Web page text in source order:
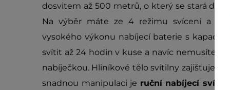
dosvitem až 500 metrů, o který se stará
Na výběr máte ze 4 režimu svícení a
vysokého výkonu nabíjecí baterie s
svítit až 24 hodin v kuse a navíc nemusíte
nabíječkou. Hliníkové tělo svítilny zajišťuje
snadnou manipulaci je ruční nabíjecí